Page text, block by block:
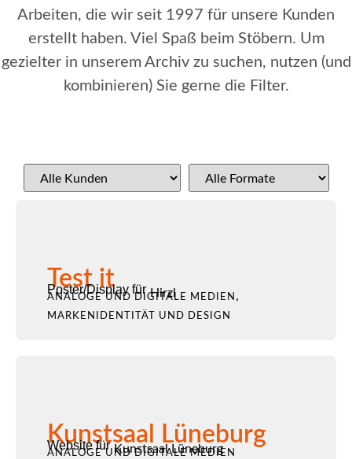
Arbeiten, die wir seit 1997 für unsere Kunden
erstellt haben. Viel Spaß beim Stöbern. Um
gezielter in unserem Archiv zu suchen, nutzen (und
kombinieren) Sie gerne die Filter.
Test it
Poster/Display für Hirzl
ANALOGE UND DIGITALE MEDIEN ,
MARKENIDENTITÄT UND DESIGN
Kunstsaal Lüneburg
Website für Kunstsaal Lüneburg
ANALOGE UND DIGITALE MEDIEN